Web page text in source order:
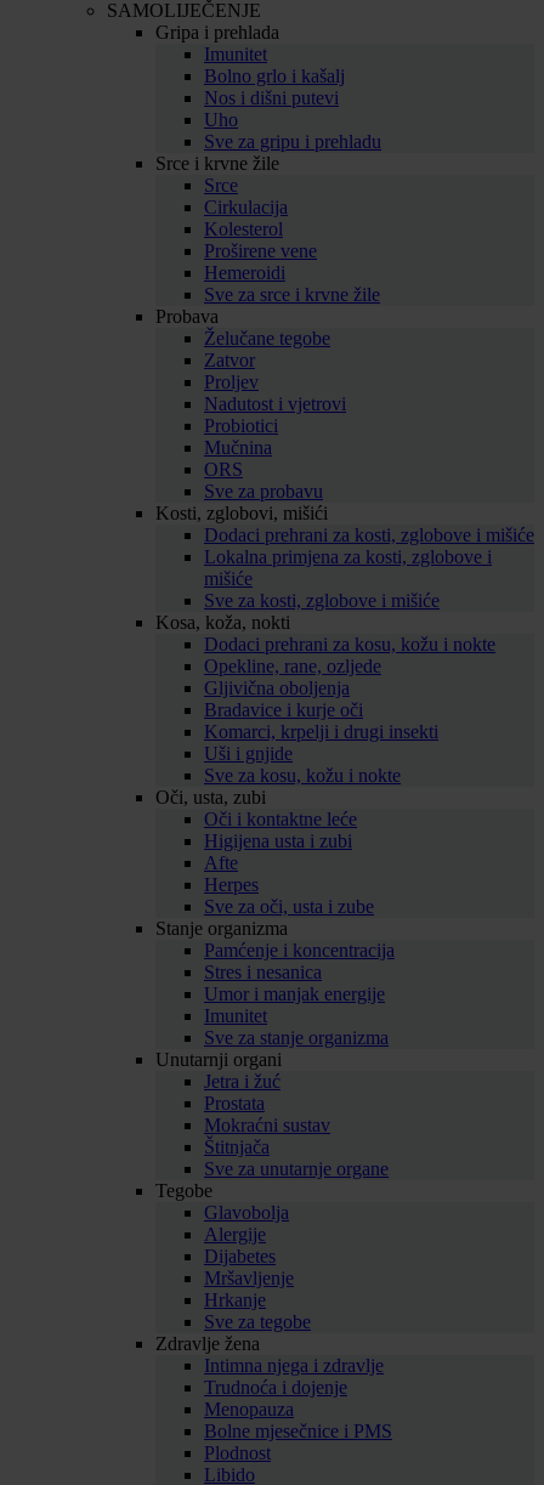
SAMOLIJEČENJE
Gripa i prehlada
Imunitet
Bolno grlo i kašalj
Nos i dišni putevi
Uho
Sve za gripu i prehladu
Srce i krvne žile
Srce
Cirkulacija
Kolesterol
Proširene vene
Hemeroidi
Sve za srce i krvne žile
Probava
Želučane tegobe
Zatvor
Proljev
Nadutost i vjetrovi
Probiotici
Mučnina
ORS
Sve za probavu
Kosti, zglobovi, mišići
Dodaci prehrani za kosti, zglobove i mišiće
Lokalna primjena za kosti, zglobove i
mišiće
Sve za kosti, zglobove i mišiće
Kosa, koža, nokti
Dodaci prehrani za kosu, kožu i nokte
Opekline, rane, ozljede
Gljivična oboljenja
Bradavice i kurje oči
Komarci, krpelji i drugi insekti
Uši i gnjide
Sve za kosu, kožu i nokte
Oči, usta, zubi
Oči i kontaktne leće
Higijena usta i zubi
Afte
Herpes
Sve za oči, usta i zube
Stanje organizma
Pamćenje i koncentracija
Stres i nesanica
Umor i manjak energije
Imunitet
Sve za stanje organizma
Unutarnji organi
Jetra i žuć
Prostata
Mokraćni sustav
Štitnjača
Sve za unutarnje organe
Tegobe
Glavobolja
Alergije
Dijabetes
Mršavljenje
Hrkanje
Sve za tegobe
Zdravlje žena
Intimna njega i zdravlje
Trudnoća i dojenje
Menopauza
Bolne mjesečnice i PMS
Plodnost
Libido